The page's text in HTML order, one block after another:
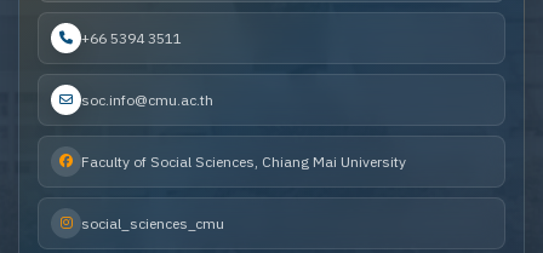
+66 5394 3511
soc.info@cmu.ac.th
Faculty of Social Sciences, Chiang Mai University
social_sciences_cmu